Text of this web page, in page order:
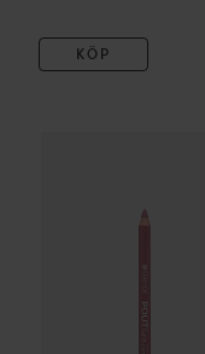
KÖP